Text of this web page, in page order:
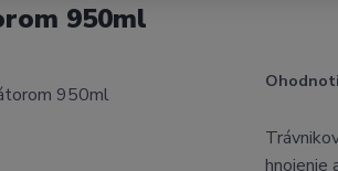
950ml
hnojenie